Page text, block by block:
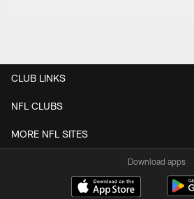
CLUB LINKS
NFL CLUBS
MORE NFL SITES
Download apps